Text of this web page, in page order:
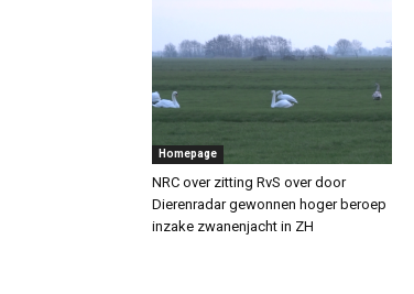
Homepage
NRC over zitting RvS over door
Dierenradar gewonnen hoger beroep
inzake zwanenjacht in ZH